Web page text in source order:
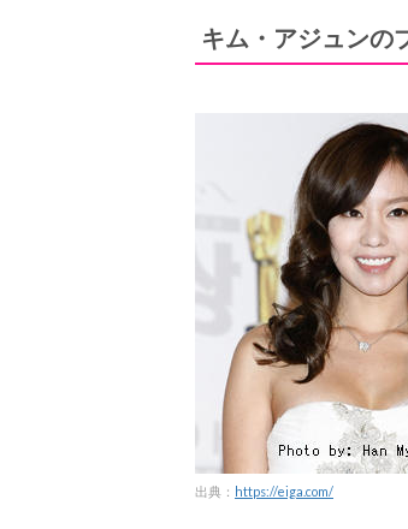
キム・アジュンの
出典： https://eiga.com/